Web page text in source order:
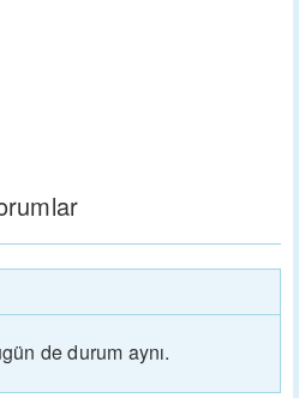
de durum aynı.